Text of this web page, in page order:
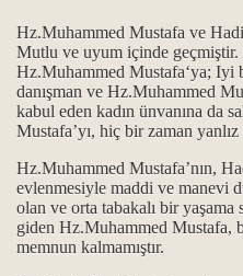
Hz.Muhammed Mustafa ve
Mutlu ve uyum içinde geçmiştir.
Hz.Muhammed Mustafa‘ya; Iyi
danışman ve Hz.Muhammed
kabul eden kadın ünvanına da
Mustafa’yı, hiç bir zaman yanlız
Hz.Muhammed Mustafa’nın,
evlenmesiyle maddi ve manevi
olan ve orta tabakalı bir
giden Hz.Muhammed Mustafa,
memnun kalmamıştır.